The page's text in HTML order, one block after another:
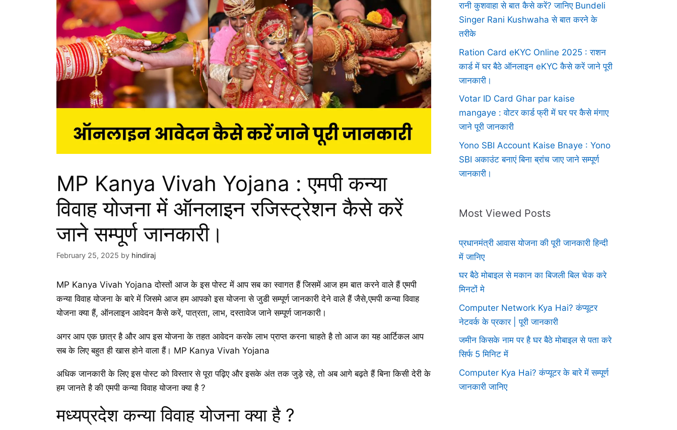
MP Kanya Vivah Yojana : एमपी कन्या
विवाह योजना में ऑनलाइन रजिस्ट्रेशन कैसे करें
जाने सम्पूर्ण जानकारी।
February 25, 2025 by hindiraj
MP Kanya Vivah Yojana दोस्तों आज के इस पोस्ट में आप सब का स्वागत हैं जिसमें आज हम बात करने वाले हैं एमपी
कन्या विवाह योजना के बारे में जिसमे आज हम आपको इस योजना से जुडी सम्पूर्ण जानकारी देने वाले हैं जैसे,एमपी कन्या विवाह
योजना क्या हैं, ऑनलाइन आवेदन कैसे करें, पात्रता, लाभ, दस्तावेज जाने सम्पूर्ण जानकारी।
अगर आप एक छात्र है और आप इस योजना के तहत आवेदन करके लाभ प्राप्त करना चाहते है तो आज का यह आर्टिकल आप
सब के लिए बहुत ही खास होने वाला हैं। MP Kanya Vivah Yojana
अधिक जानकारी के लिए इस पोस्ट को विस्तार से पूरा पढ़िए और इसके अंत तक जुड़े रहे, तो अब आगे बढ़ते हैं बिना किसी देरी के
हम जानते है की एमपी कन्या विवाह योजना क्या है ?
मध्यप्रदेश कन्या विवाह योजना क्या है ?
रानी कुशवाहा से बात कैसे करें? जानिए Bundeli
Singer Rani Kushwaha से बात करने के
तरीके
Ration Card eKYC Online 2025 : राशन
कार्ड में घर बैठे ऑनलाइन eKYC कैसे करें जाने पूरी
जानकारी।
Votar ID Card Ghar par kaise
mangaye : वोटर कार्ड फ्री में घर पर कैसे मंगाए
जाने पूरी जानकारी
Yono SBI Account Kaise Bnaye : Yono
SBI अकाउंट बनाएं बिना ब्रांच जाए जाने सम्पूर्ण
जानकारी।
Most Viewed Posts
प्रधानमंत्री आवास योजना की पूरी जानकारी हिन्दी
में जानिए
घर बैठे मोबाइल से मकान का बिजली बिल चेक करे
मिनटों मे
Computer Network Kya Hai? कंप्यूटर
नेटवर्क के प्रकार | पूरी जानकारी
जमीन किसके नाम पर है घर बैठे मोबाइल से पता करे
सिर्फ 5 मिनिट में
Computer Kya Hai? कंप्यूटर के बारे में सम्पूर्ण
जानकारी जानिए